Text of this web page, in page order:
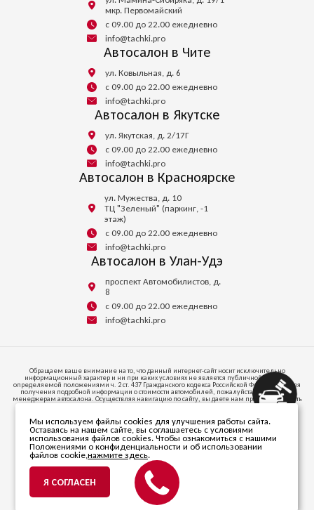
мкр. Первомайский
с 09.00 до 22.00 ежедневно
info@tachki.pro
Автосалон в Чите
ул. Ковыльная, д. 6
с 09.00 до 22.00 ежедневно
info@tachki.pro
Автосалон в Якутске
ул. Якутская, д. 2/17Г
с 09.00 до 22.00 ежедневно
info@tachki.pro
Автосалон в Красноярске
ул. Мужества, д. 10
ТЦ "Зеленый" (паркинг, -1
этаж)
с 09.00 до 22.00 ежедневно
info@tachki.pro
Автосалон в Улан-Удэ
проспект Автомобилистов, д.
8
с 09.00 до 22.00 ежедневно
info@tachki.pro
Обращаем ваше внимание на то, что данный интернет-сайт носит исключительно
информационный характер и ни при каких условиях не является публичной офертой,
определяемой положениями ч. 2 ст. 437 Гражданского кодекса Российской Федерации. Для
получения подробной информации о стоимости автомобилей, пожалуйста, обратитесь к
менеджерам автосалона. Осуществляя навигацию по сайту, вы даете нам право запоминать
и иметь доступ к куки-файлам на вашем устройстве доступа к интернету.
664047, ИРКУТСКАЯ ОБЛАСТЬ, Г.О. ГОРОД ИРКУТСК, Г ИРКУТСК, УЛ СОВЕТСКАЯ, СТР. 58/1,
ПОМЕЩ. 53
Телефон +7 (395) 256-24-00
© 2026 ООО «Автопарк». Все права защищены.
ИНН 3811470838. ОГРН 1203800020346.
Политика в отношении
обработки персональных данных
Разработано компанией
Мы используем файлы cookies для улучшения работы сайта.
Оставаясь на нашем сайте, вы соглашаетесь с условиями
использования файлов cookies. Чтобы ознакомиться с нашими
Положениями о конфиденциальности и об использовании
файлов cookie,нажмите здесь.
Я СОГЛАСЕН